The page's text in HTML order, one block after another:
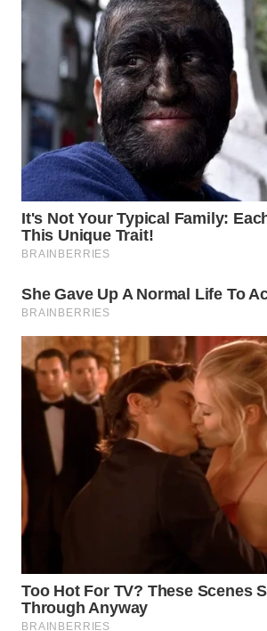
MALUT
DAIRI
WN
DANAU
TOBA
NIAS
LANGKAT
WN
TAPANULI
SELATAN
WN
TANJUNG
LESUNG
WN
SIMALUNGUN